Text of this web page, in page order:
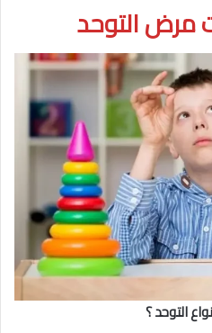
مرض التوحد
التوحد ؟